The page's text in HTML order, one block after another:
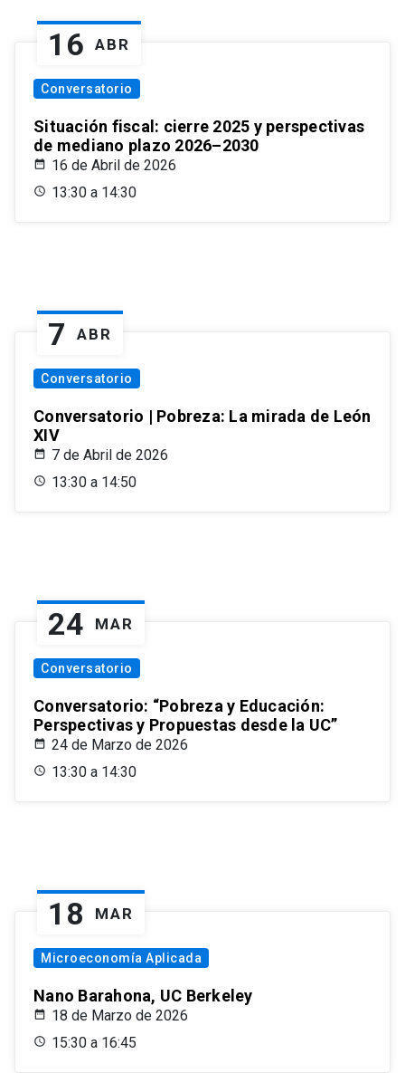
16 ABR
Conversatorio
Situación fiscal: cierre 2025 y perspectivas
de mediano plazo 2026–2030
16 de Abril de 2026
13:30 a 14:30
7 ABR
Conversatorio
Conversatorio | Pobreza: La mirada de León
XIV
7 de Abril de 2026
13:30 a 14:50
24 MAR
Conversatorio
Conversatorio: “Pobreza y Educación:
Perspectivas y Propuestas desde la UC”
24 de Marzo de 2026
13:30 a 14:30
18 MAR
Microeconomía Aplicada
Nano Barahona, UC Berkeley
18 de Marzo de 2026
15:30 a 16:45